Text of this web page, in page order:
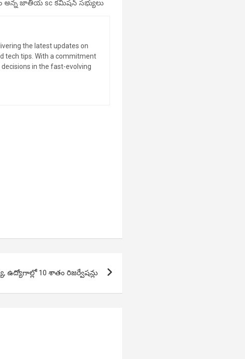
అన్న జాతీయ sc కమిషన్ సభ్యులు
the latest updates on
tech tips. With a commitment
in the fast-evolving
ఉద్యోగాల్లో 10 శాతం రిజర్వేషన్లు